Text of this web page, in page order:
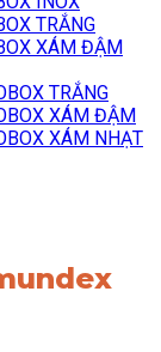
TRẮNG
XÁM ĐẬM
TRẮNG
XÁM ĐẬM
XÁM NHẠT